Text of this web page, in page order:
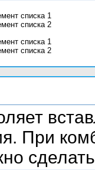
списка 1
списка 2
списка 1
списка 2
При